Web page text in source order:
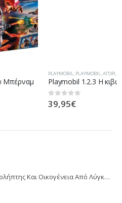
PLAYMOBIL,ΑΓΌΡΙ,ΚΟΡΊΤΣΙ
Playmobil 1.2.3 Η κιβωτός του Νώε 6765
Playmobil Εικονολήπτης Και Οικογένεια Από Λύγκες 5561